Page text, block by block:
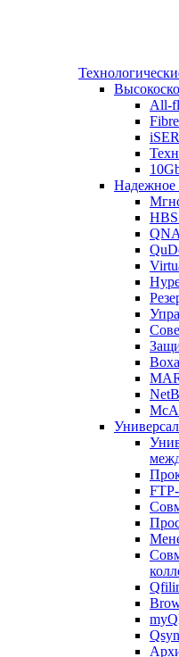
All-
iSER
Надежное